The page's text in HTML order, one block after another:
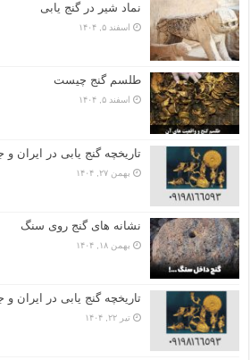
نماد شیر در گنج یابی
اسفند ۵, ۱۴۰۴
طلسم گنج چیست
اسفند ۵, ۱۴۰۴
تاریخچه گنج‌ یابی در ایران و
بهمن ۲۷, ۱۴۰۴
نشانه های گنج روی سنگ
بهمن ۱۸, ۱۴۰۴
تاریخچه گنج‌ یابی در ایران و
تیر ۲۲, ۱۴۰۴